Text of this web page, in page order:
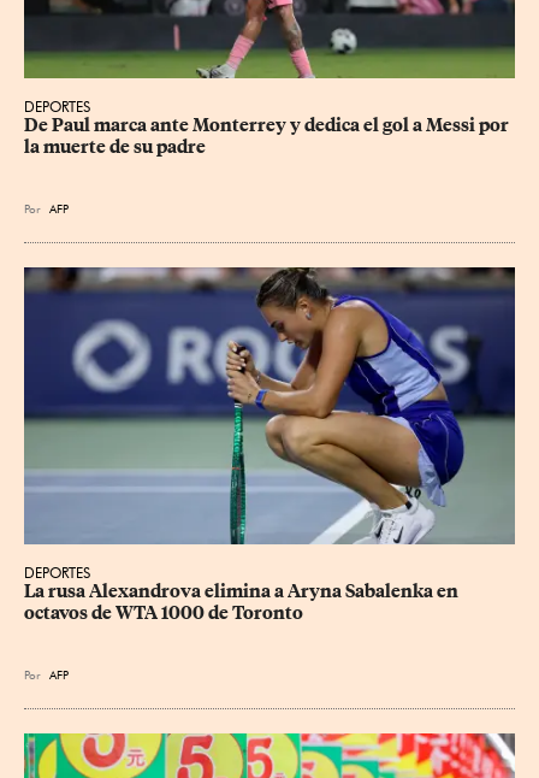
DEPORTES
De Paul marca ante Monterrey y dedica el gol a Messi por
la muerte de su padre
Por AFP
DEPORTES
La rusa Alexandrova elimina a Aryna Sabalenka en
octavos de WTA 1000 de Toronto
Por AFP